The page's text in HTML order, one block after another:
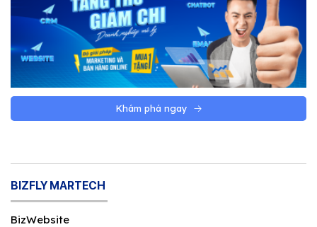
Khám phá ngay
BIZFLY MARTECH
BizWebsite